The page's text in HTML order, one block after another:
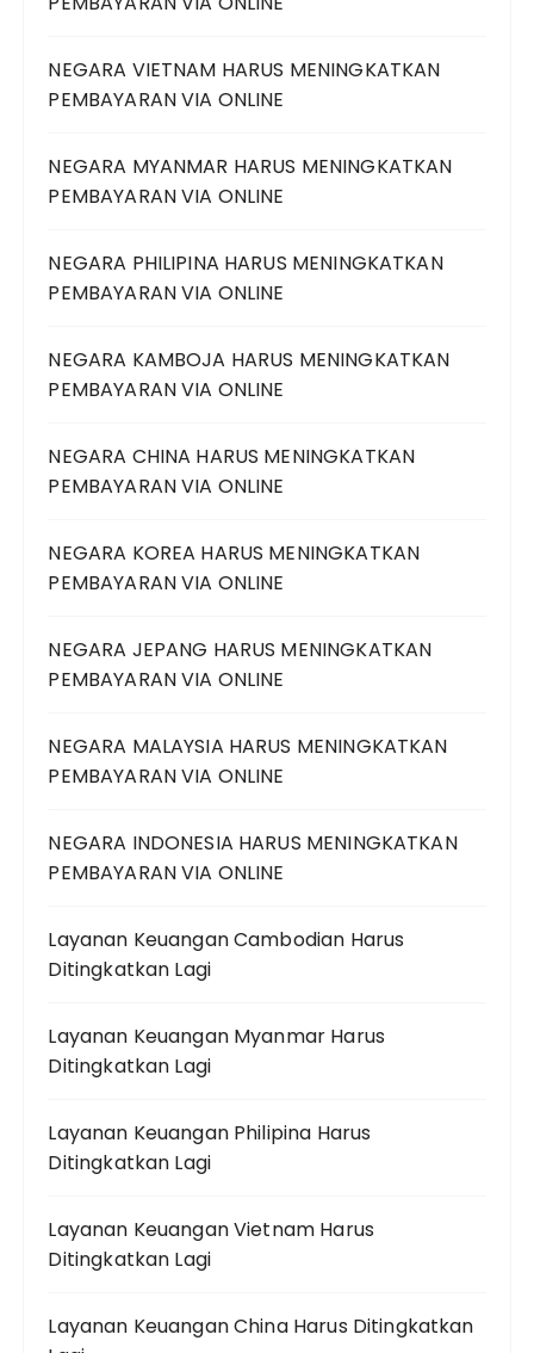
NEGARA VIETNAM HARUS MENINGKATKAN
PEMBAYARAN VIA ONLINE
NEGARA MYANMAR HARUS MENINGKATKAN
PEMBAYARAN VIA ONLINE
NEGARA PHILIPINA HARUS MENINGKATKAN
PEMBAYARAN VIA ONLINE
NEGARA KAMBOJA HARUS MENINGKATKAN
PEMBAYARAN VIA ONLINE
NEGARA CHINA HARUS MENINGKATKAN
PEMBAYARAN VIA ONLINE
NEGARA KOREA HARUS MENINGKATKAN
PEMBAYARAN VIA ONLINE
NEGARA JEPANG HARUS MENINGKATKAN
PEMBAYARAN VIA ONLINE
NEGARA MALAYSIA HARUS MENINGKATKAN
PEMBAYARAN VIA ONLINE
NEGARA INDONESIA HARUS MENINGKATKAN
PEMBAYARAN VIA ONLINE
Layanan Keuangan Cambodian Harus
Ditingkatkan Lagi
Layanan Keuangan Myanmar Harus
Ditingkatkan Lagi
Layanan Keuangan Philipina Harus
Ditingkatkan Lagi
Layanan Keuangan Vietnam Harus
Ditingkatkan Lagi
Layanan Keuangan China Harus Ditingkatkan